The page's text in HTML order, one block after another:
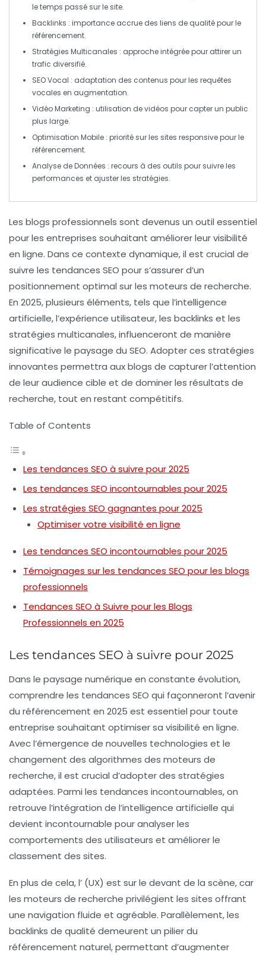
le temps passé sur le site.
Backlinks : importance accrue des liens de qualité pour le
référencement.
Stratégies Multicanales : approche intégrée pour attirer un
trafic diversifié.
SEO Vocal : adaptation des contenus pour les requêtes
vocales en augmentation.
Vidéo Marketing : utilisation de vidéos pour capter un public
plus large.
Optimisation Mobile : priorité sur les sites responsive pour le
référencement.
Analyse de Données : recours à des outils pour suivre les
performances et ajuster les stratégies.
Les blogs professionnels sont devenus un outil essentiel
pour les entreprises souhaitant améliorer leur visibilité
en ligne. Dans ce contexte dynamique, il est crucial de
suivre les tendances SEO pour s’assurer d’un
positionnement optimal sur les moteurs de recherche.
En 2025, plusieurs éléments, tels que l’intelligence
artificielle, l’expérience utilisateur, les backlinks et les
stratégies multicanales, influenceront de manière
significative le paysage du SEO. Adopter ces stratégies
innovantes permettra aux blogs de capturer l’attention
de leur audience cible et de dominer les résultats de
recherche, tout en restant compétitifs.
Table of Contents
Les tendances SEO à suivre pour 2025
Les tendances SEO incontournables pour 2025
Les stratégies SEO gagnantes pour 2025
Optimiser votre visibilité en ligne
Les tendances SEO incontournables pour 2025
Témoignages sur les tendances SEO pour les blogs
professionnels
Tendances SEO à Suivre pour les Blogs
Professionnels en 2025
Les tendances SEO à suivre pour 2025
Dans le paysage numérique en constante évolution,
comprendre les tendances SEO qui façonneront l’avenir
du référencement en 2025 est essentiel pour toute
entreprise souhaitant optimiser sa visibilité en ligne.
Avec l’émergence de nouvelles technologies et le
changement des algorithmes des moteurs de
recherche, il est crucial d’adopter des stratégies
adaptées. Parmi les tendances incontournables, on
retrouve l’intégration de l’intelligence artificielle qui
devient incontournable pour analyser les
comportements des utilisateurs et améliorer le
classement des sites.
En plus de cela, l’ (UX) est sur le devant de la scène, car
les moteurs de recherche privilégient les sites offrant
une navigation fluide et agréable. Parallèlement, les
backlinks de qualité demeurent un pilier du
référencement naturel, permettant d’augmenter